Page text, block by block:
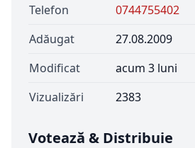
Telefon
0744755402
Adăugat
27.08.2009
Modificat
acum 3 luni
Vizualizări
2383
Votează & Distribuie